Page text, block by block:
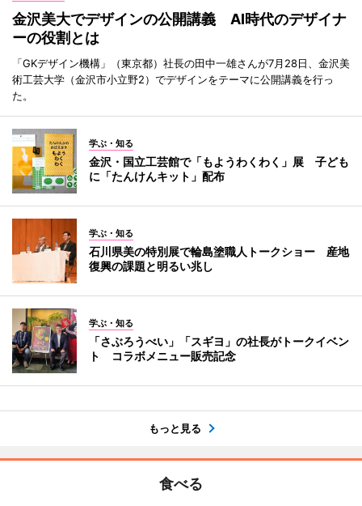
金沢美大でデザインの公開講義 AI時代のデザイナ
ーの役割とは
「GKデザイン機構」（東京都）社長の田中一雄さんが7月28日、金沢美
術工芸大学（金沢市小立野2）でデザインをテーマに公開講義を行っ
た。
学ぶ・知る
金沢・国立工芸館で「もようわくわく」展 子ども
に「たんけんキット」配布
学ぶ・知る
石川県美の特別展で輪島塗職人トークショー 産地
復興の課題と明るい兆し
学ぶ・知る
「さぶろうべい」「スギヨ」の社長がトークイベン
ト コラボメニュー販売記念
もっと見る
食べる